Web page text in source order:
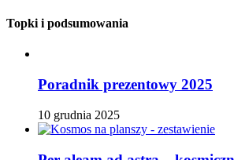
Topki i podsumowania
Poradnik prezentowy 2025
10 grudnia 2025